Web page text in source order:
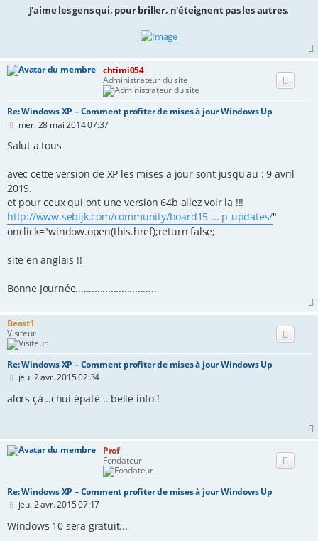
J'aime les gens qui, pour briller, n'éteignent pas les autres.
chtimi054
Administrateur du site
Re: Windows XP – Comment profiter de mises à jour Windows Up
M
s
g
e
mer. 28 mai 2014 07:37
Salut a tous
avec cette version de XP les mises a jour sont jusqu'au : 9 avril
2019.
et pour ceux qui ont une version 64b allez voir la !!!
http://www.sebijk.com/community/board15 ... p-updates/"
onclick="window.open(this.href);return false;
site en anglais !!
Bonne Journée..............................
Beast1
Visiteur
Re: Windows XP – Comment profiter de mises à jour Windows Up
M
e
s
s
e
jeu. 2 avr. 2015 02:34
alors çà ..chui épaté .. belle info !
Prof
Fondateur
Re: Windows XP – Comment profiter de mises à jour Windows Up
M
e
s
s
jeu. 2 avr. 2015 07:17
Windows 10 sera gratuit...